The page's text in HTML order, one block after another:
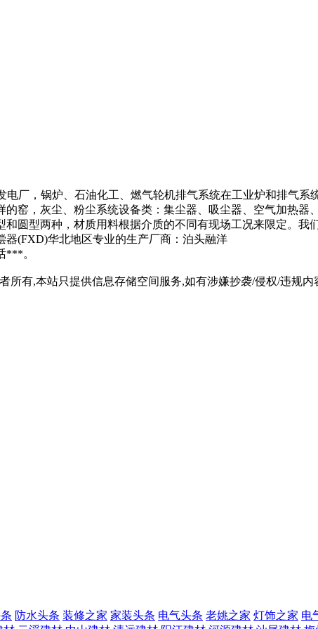
厂，锅炉、石油化工、燃气轮机排气系统在工业炉和排气
的窑，灰尘、粉尘系统设备类：集尘器、吸尘器、空气加热器、
圆型两种，材质用料根据介质的不同有现场工况来限定。
(FXD)华北地区专业的生产厂商：泊头融洋
***。
所有,本站只提供信息存储空间服务,如有涉嫌抄袭/侵权/违规内
防水头条 装修之家 家装头条 电气头条 老姚之家 灯饰之家 电